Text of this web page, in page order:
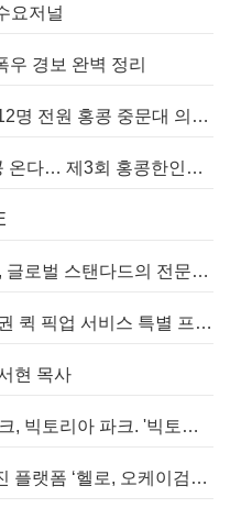
요저널
우 경보 완벽 정리
[홍콩대학] 홍콩 수능 만점자 12명 전원 홍콩 중문대 의대 진학
세계 챔피언 홍지승 선수 홍콩 온다… 제3회 홍콩한인팔씨름대회 9월 12일 개최
WALL 복잡한 홍콩 세무 회계, 글로벌 스탠다드의 전문가들이 답을 드립니다! - 법인설립, 회계, 감사
아삽 ASAP, 7~8월 한국 수도권 퀵 픽업 서비스 특별 프로모션 실시
현 목사
빅토리아 하버, 빅토리아 피크, 빅토리아 파크. '빅토리아’의 이름은 어떻게 온 걸까? - [이승권 원장의 생활칼럼]
재외동포 위한 착한 건강검진 플랫폼 ‘헬로, 오케이검진’ 서비스 개시